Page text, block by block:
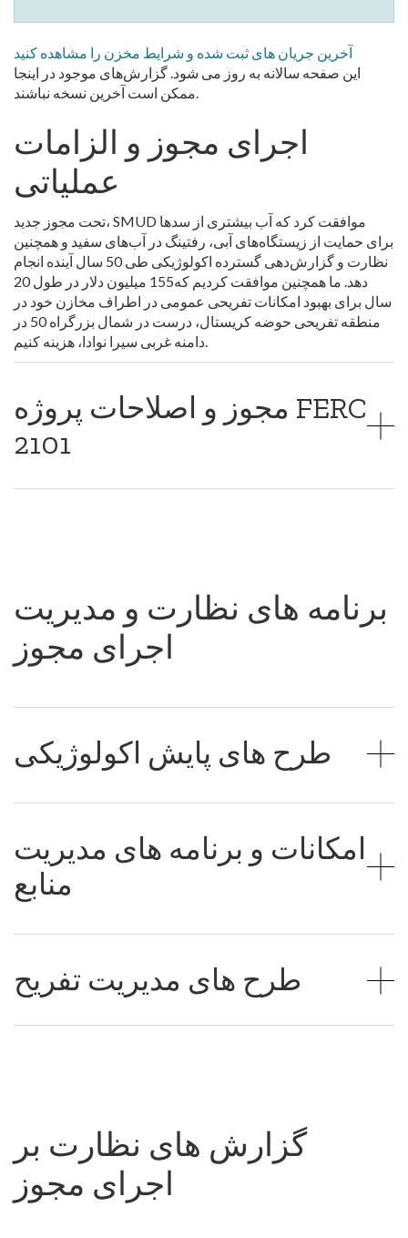
آخرین جریان های ثبت شده و شرایط مخزن را مشاهده کنید
این صفحه سالانه به روز می شود. گزارش‌های موجود در اینجا
ممکن است آخرین نسخه نباشند.
اجرای مجوز و الزامات
عملیاتی
تحت مجوز جدید، SMUD موافقت کرد که آب بیشتری از سدها
برای حمایت از زیستگاه‌های آبی، رفتینگ در آب‌های سفید و همچنین
نظارت و گزارش‌دهی گسترده اکولوژیکی طی 50 سال آینده انجام
دهد. ما همچنین موافقت کردیم که155 میلیون دلار در طول 20
سال برای بهبود امکانات تفریحی عمومی در اطراف مخازن خود در
منطقه تفریحی حوضه کریستال، درست در شمال بزرگراه 50 در
دامنه غربی سیرا نوادا، هزینه کنیم.
مجوز و اصلاحات پروژه FERC
2101
برنامه های نظارت و مدیریت
اجرای مجوز
طرح های پایش اکولوژیکی
امکانات و برنامه های مدیریت
منابع
طرح های مدیریت تفریح
گزارش های نظارت بر
اجرای مجوز